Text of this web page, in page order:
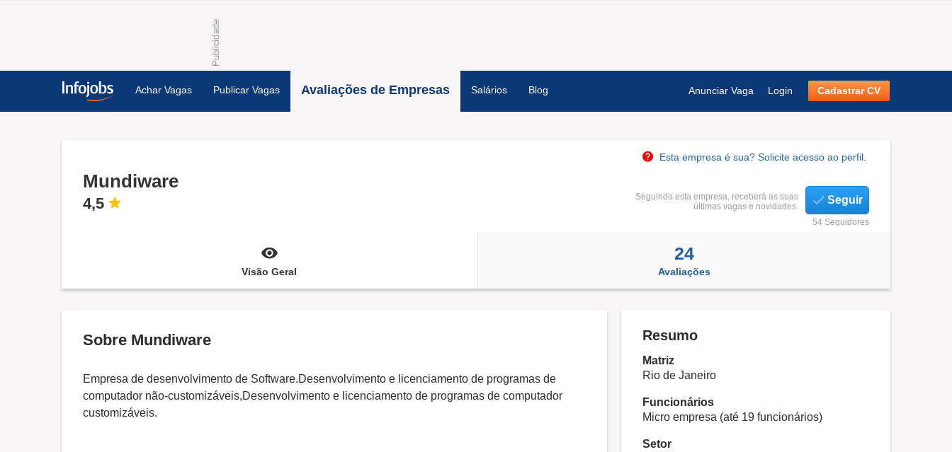
Achar Vagas Publicar Vagas Avaliações de Empresas Salários Blog Anunciar Vaga Login Cadastrar CV
Esta empresa é sua? Solicite acesso ao perfil.
Mundiware
4,5
Seguindo esta empresa, receberá as suas
últimas vagas e novidades.
Seguir
54 Seguidores
Visão Geral
24
Avaliações
Sobre Mundiware
Empresa de desenvolvimento de Software.Desenvolvimento e licenciamento de programas de
computador não-customizáveis,Desenvolvimento e licenciamento de programas de computador
customizáveis.
Resumo
Matriz
Rio de Janeiro
Funcionários
Micro empresa (até 19 funcionários)
Setor